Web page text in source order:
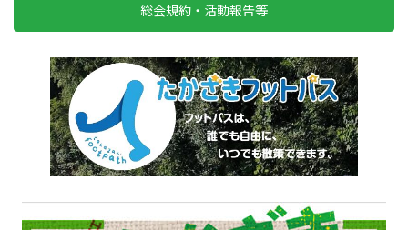
総会規約・活動報告等